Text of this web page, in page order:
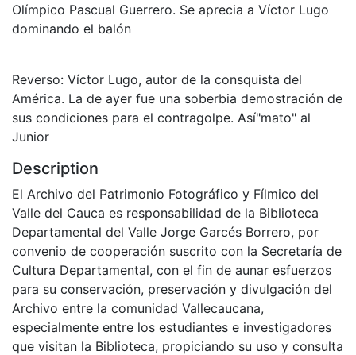
Olímpico Pascual Guerrero. Se aprecia a Víctor Lugo
dominando el balón
Reverso: Víctor Lugo, autor de la consquista del
América. La de ayer fue una soberbia demostración de
sus condiciones para el contragolpe. Así"mato" al
Junior
Description
El Archivo del Patrimonio Fotográfico y Fílmico del
Valle del Cauca es responsabilidad de la Biblioteca
Departamental del Valle Jorge Garcés Borrero, por
convenio de cooperación suscrito con la Secretaría de
Cultura Departamental, con el fin de aunar esfuerzos
para su conservación, preservación y divulgación del
Archivo entre la comunidad Vallecaucana,
especialmente entre los estudiantes e investigadores
que visitan la Biblioteca, propiciando su uso y consulta